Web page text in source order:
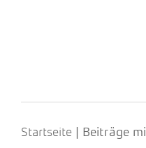
Startseite Beiträge